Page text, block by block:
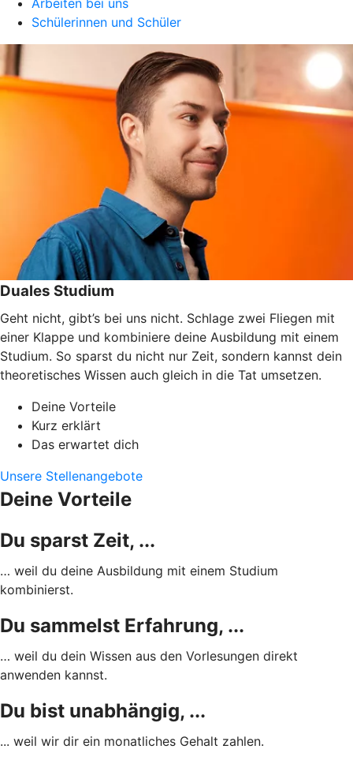
Arbeiten bei uns
Schülerinnen und Schüler
Duales Studium
Geht nicht, gibt’s bei uns nicht. Schlage zwei Fliegen mit
einer Klappe und kombiniere deine Ausbildung mit einem
Studium. So sparst du nicht nur Zeit, sondern kannst dein
theoretisches Wissen auch gleich in die Tat umsetzen.
Deine Vorteile
Kurz erklärt
Das erwartet dich
Unsere Stellenangebote
Deine Vorteile
Du sparst Zeit, ...
… weil du deine Ausbildung mit einem Studium
kombinierst.
Du sammelst Erfahrung, ...
… weil du dein Wissen aus den Vorlesungen direkt
anwenden kannst.
Du bist unabhängig, ...
... weil wir dir ein monatliches Gehalt zahlen.